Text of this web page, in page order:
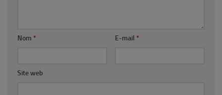
Nom * E-mail *
Site web